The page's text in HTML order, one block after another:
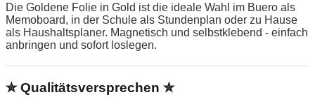
Die Goldene Folie in Gold ist die ideale Wahl im Buero als
Memoboard, in der Schule als Stundenplan oder zu Hause
als Haushaltsplaner. Magnetisch und selbstklebend - einfach
anbringen und sofort loslegen.
✮ Qualitätsversprechen ✮